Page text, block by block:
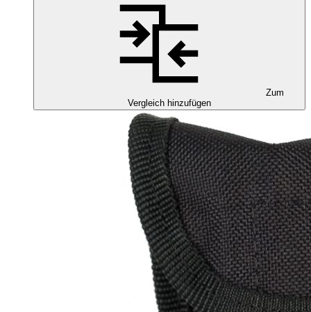
Zum
Vergleich hinzufügen